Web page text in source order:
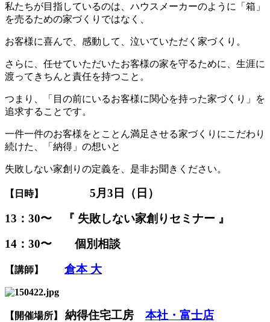
私たちが目指しているのは、ハウスメーカーのように「箱」
を売るための家づくりではなく、
お客様に喜んで、感動して、泣いていただく家づくり。
さらに、任せていただいたお客様の家を守るために、生涯に
渡ってきちんと責任を持つこと。
つまり、「目の前にいるお客様に関心を持った家づくり」を
追求することです。
一件一件のお客様をとことん満足させる家づくりにこだわり
続けた、「納得」の想いと
失敗しない家創りの定義を、是非お聞きください。
【日時】
5月3日（日）
13：30〜 『 失敗しない家創りセミナー 』
14：30〜 個別相談
【講師】 倉本 大
【開催場所】 納得住宅工房 本社・富士店